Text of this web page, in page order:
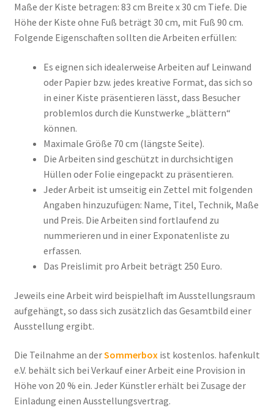
Maße der Kiste betragen: 83 cm Breite x 30 cm Tiefe. Die
Höhe der Kiste ohne Fuß beträgt 30 cm, mit Fuß 90 cm.
Folgende Eigenschaften sollten die Arbeiten erfüllen:
Es eignen sich idealerweise Arbeiten auf Leinwand
oder Papier bzw. jedes kreative Format, das sich so
in einer Kiste präsentieren lässt, dass Besucher
problemlos durch die Kunstwerke „blättern“
können.
Maximale Größe 70 cm (längste Seite).
Die Arbeiten sind geschützt in durchsichtigen
Hüllen oder Folie eingepackt zu präsentieren.
Jeder Arbeit ist umseitig ein Zettel mit folgenden
Angaben hinzuzufügen: Name, Titel, Technik, Maße
und Preis. Die Arbeiten sind fortlaufend zu
nummerieren und in einer Exponatenliste zu
erfassen.
Das Preislimit pro Arbeit beträgt 250 Euro.
Jeweils eine Arbeit wird beispielhaft im Ausstellungsraum
aufgehängt, so dass sich zusätzlich das Gesamtbild einer
Ausstellung ergibt.
Die Teilnahme an derSommerboxist kostenlos. hafenkult
e.V. behält sich bei Verkauf einer Arbeit eine Provision in
Höhe von 20 % ein. Jeder Künstler erhält bei Zusage der
Einladung einen Ausstellungsvertrag.